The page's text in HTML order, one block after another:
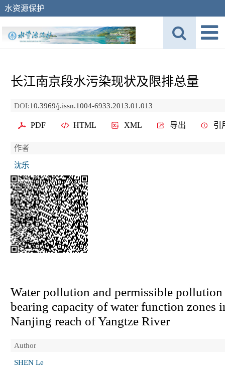
水资源保护
长江南京段水污染现状及限排总量
DOI:10.3969/j.issn.1004-6933.2013.01.013
PDF HTML XML 导出 引
作者
沈乐
Water pollution and permissible pollution
bearing capacity of water function zones
Nanjing reach of Yangtze River
Author
SHEN Le